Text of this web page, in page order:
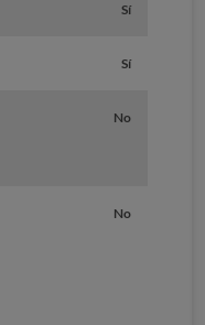
Sí
Sí
No
No